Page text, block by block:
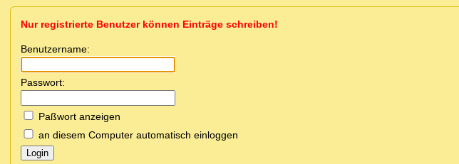
Nur registrierte Benutzer können Einträge schreiben!
Benutzername:
Passwort:
Paßwort anzeigen
an diesem Computer automatisch einloggen
Login